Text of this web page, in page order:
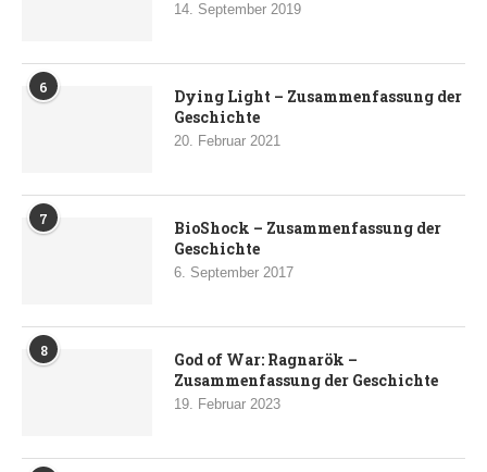
14. September 2019
6
Dying Light – Zusammenfassung der
Geschichte
20. Februar 2021
7
BioShock – Zusammenfassung der
Geschichte
6. September 2017
8
God of War: Ragnarök –
Zusammenfassung der Geschichte
19. Februar 2023